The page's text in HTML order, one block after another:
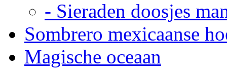
- Sieraden doosjes
Sombrero mexicaanse
Magische oceaan